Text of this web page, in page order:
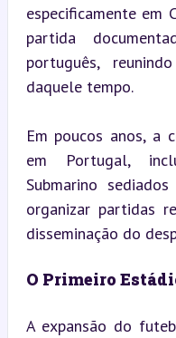
especificamente em
partida
português,
daquele tempo.
Em poucos anos, a
em Portugal,
Submarino
organizar partidas
disseminação do
O Primeiro
A expansão do